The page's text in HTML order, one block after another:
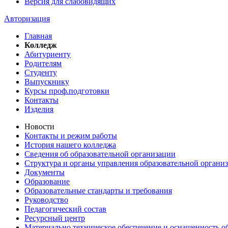
Авторизация
Главная
Колледж
Абитуриенту
Родителям
Студенту
Выпускнику
Курсы проф.подготовки
Контакты
Изделия
Новости
Контакты и режим работы
История нашего колледжа
Сведения об образовательной организации
Структура и органы управления образовательной
Документы
Образование
Образовательные стандарты и требования
Руководство
Педагогический состав
Ресурсный центр